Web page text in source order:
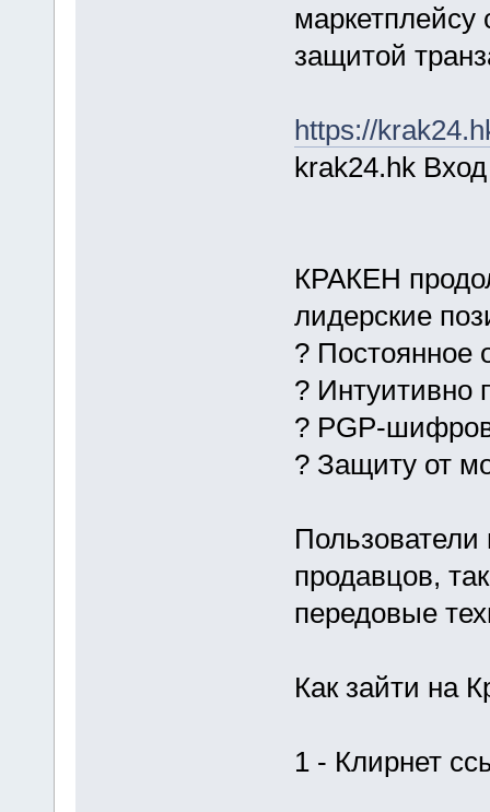
защитой
https://
krak24.hk Вход
КРАКЕН
лидерские
? Постоянное
? Интуитивно
? PGP-
? Защиту от
продавцов,
передовые
Как зайти на
1 - Клирнет